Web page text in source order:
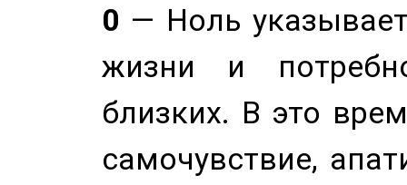
0 — Ноль
жизни и
близких. В это
самочувствие,